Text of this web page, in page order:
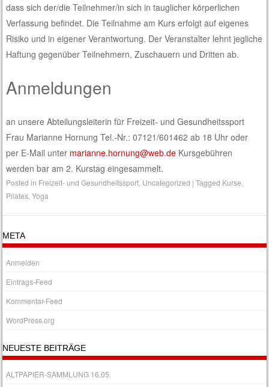
dass sich der/die Teilnehmer/in sich in tauglicher körperlichen
Verfassung befindet. Die Teilnahme am Kurs erfolgt auf eigenes
Risiko und in eigener Verantwortung. Der Veranstalter lehnt jegliche
Haftung gegenüber Teilnehmern, Zuschauern und Dritten ab.
Anmeldungen
an unsere Abteilungsleiterin für Freizeit- und Gesundheitssport
Frau Marianne Hornung Tel.-Nr.: 07121/601462 ab 18 Uhr oder
per E-Mail unter marianne.hornung@web.de Kursgebühren
werden bar am 2. Kurstag eingesammelt.
Posted in Freizeit- und Gesundheitssport Uncategorized |Tagged Kurse
Pilates ,Yoga
META
Anmelden
Eintrags-Feed
Kommentar-Feed
WordPress.org
NEUESTE BEITRÄGE
ALTPAPIER-SAMMLUNG 16.05.